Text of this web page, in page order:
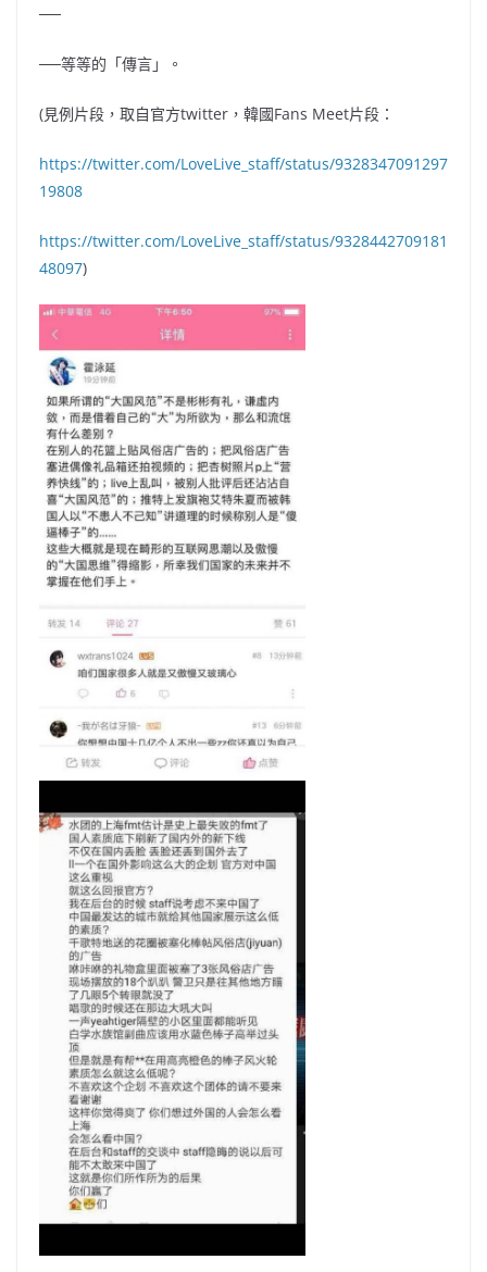
──
──等等的「傳言」。
(見例片段，取自官方twitter，韓國Fans Meet片段：
https://twitter.com/LoveLive_staff/status/9328347091297
19808
https://twitter.com/LoveLive_staff/status/9328442709181
48097)